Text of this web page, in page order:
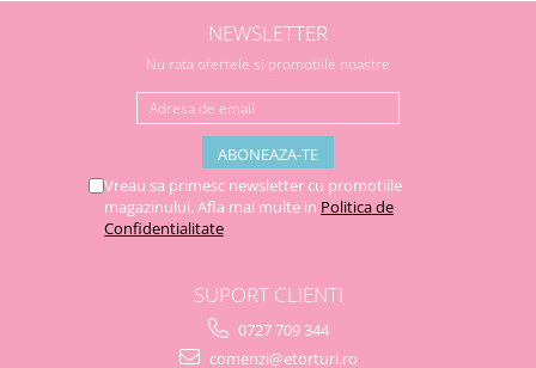
NEWSLETTER
Nu rata ofertele si promotiile noastre
Vreau sa primesc newsletter cu promotiile
magazinului. Afla mai multe in Politica de
Confidentialitate
SUPORT CLIENTI
0727 709 344
comenzi@etorturi.ro